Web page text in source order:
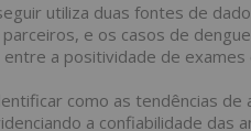
utiliza duas fontes de
e os casos de
entre a positividade de
como as tendências
a confiabilidade das